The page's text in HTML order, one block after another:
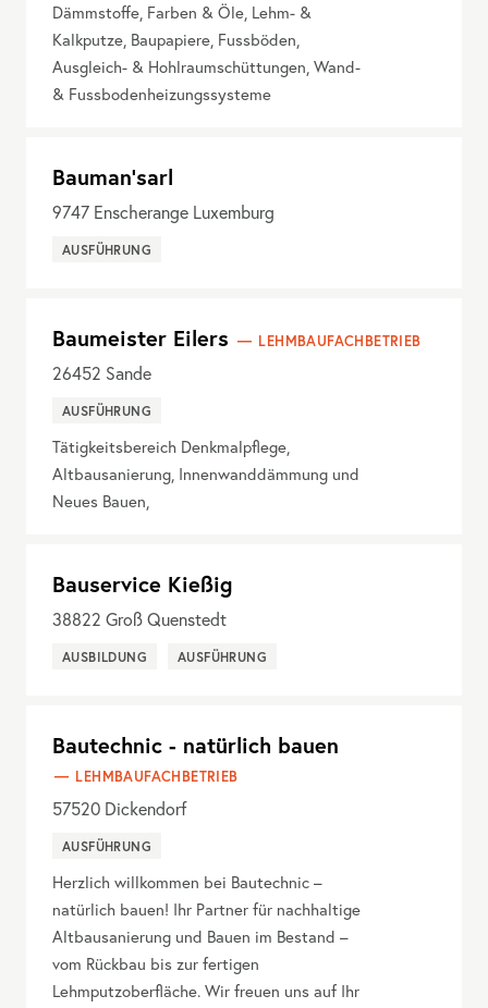
Dämmstoffe, Farben & Öle, Lehm- &
Kalkputze, Baupapiere, Fussböden,
Ausgleich- & Hohlraumschüttungen, Wand-
& Fussbodenheizungssysteme
Bauman'sarl
9747 Enscherange Luxemburg
AUSFÜHRUNG
Baumeister Eilers LEHMBAUFACHBETRIEB
26452 Sande
AUSFÜHRUNG
Tätigkeitsbereich Denkmalpflege,
Altbausanierung, Innenwanddämmung und
Neues Bauen,
Bauservice Kießig
38822 Groß Quenstedt
AUSBILDUNG AUSFÜHRUNG
Bautechnic - natürlich bauen
LEHMBAUFACHBETRIEB
57520 Dickendorf
AUSFÜHRUNG
Herzlich willkommen bei Bautechnic –
natürlich bauen! Ihr Partner für nachhaltige
Altbausanierung und Bauen im Bestand –
vom Rückbau bis zur fertigen
Lehmputzoberfläche. Wir freuen uns auf Ihr